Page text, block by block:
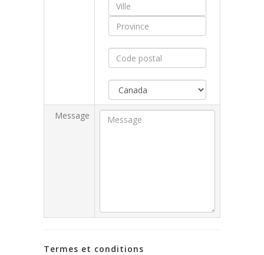
Message
Termes et conditions